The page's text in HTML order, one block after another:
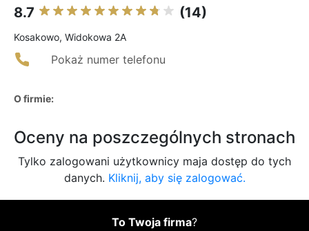
8.7 (14)
Kosakowo, Widokowa 2A
Pokaż numer telefonu
O firmie:
Oceny na poszczególnych stronach
Tylko zalogowani użytkownicy maja dostęp do tych
danych. Kliknij, aby się zalogować.
To Twoja firma?